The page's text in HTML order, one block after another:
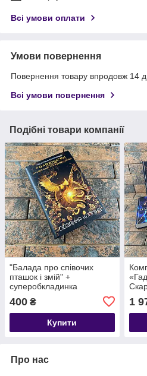
Всі умови оплати
Умови повернення
Повернення товару впродовж 14
Всі умови повернення
Подібні товари компанії
"Балада про співочих
пташок і змій" +
суперобкладинка
українською мовою
видавництва Bookchef
400 ₴
Купити
1
Про нас